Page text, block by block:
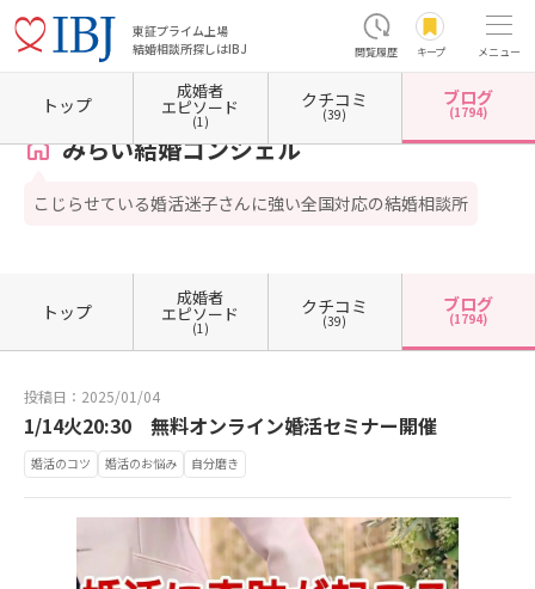
東証プライム上場
結婚相談所探しはIBJ
閲覧履歴 キープ メニュー
ホーム 東京都の結婚相談所 東京都新宿区 東京都新宿区西新宿 みらい結婚コンシェル
みらい結婚コンシェル
こじらせている婚活迷子さんに強い全国対応の結婚相談所
トップ
成婚者
エピソード
(1)
クチコミ
(39)
ブログ
(1794)
トップ
成婚者
エピソード
(1)
クチコミ
(39)
ブログ
(1794)
投稿日：2025/01/04
1/14火20:30 無料オンライン婚活セミナー開催
婚活のコツ 婚活のお悩み 自分磨き